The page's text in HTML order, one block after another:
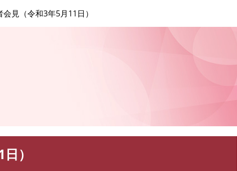
見（令和3年5月11日）
）